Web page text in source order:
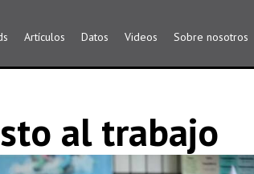
Artículos Datos Videos Sobre nosotros
al trabajo